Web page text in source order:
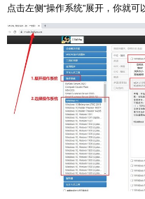
点击左侧“操作系统”展开，你就可